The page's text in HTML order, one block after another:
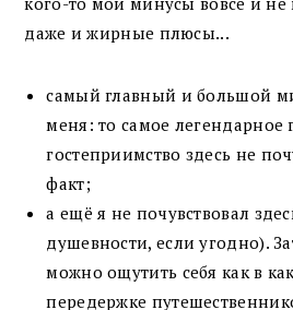
даже и жирные плюсы...
самый главный и большой
меня: то самое легендарное
гостеприимство здесь не
факт;
а ещё я не почувствовал
душевности, если угодно).
можно ощутить себя как в
передержке